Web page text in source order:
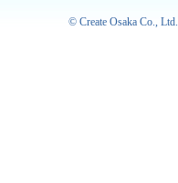
© Create Osaka Co., Ltd.